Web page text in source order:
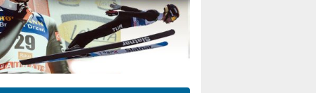
Kenan GÜLERCİ
Metin Külünk: Aileyi Korumak
Geleceği Korumaktır